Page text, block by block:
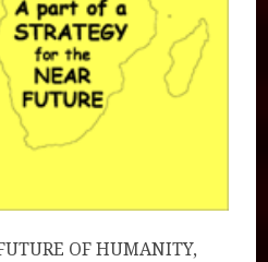
OF HUMANITY,